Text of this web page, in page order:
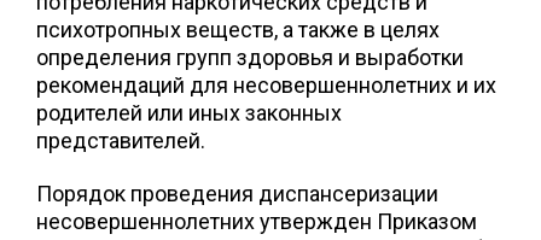
психотропных веществ, а также в целях
определения групп здоровья и выработки
рекомендаций для несовершеннолетних и их
родителей или иных законных
представителей.
Порядок проведения диспансеризации
несовершеннолетних утвержден Приказом